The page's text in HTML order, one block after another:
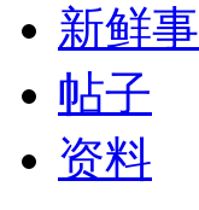
新鲜事
帖子
资料